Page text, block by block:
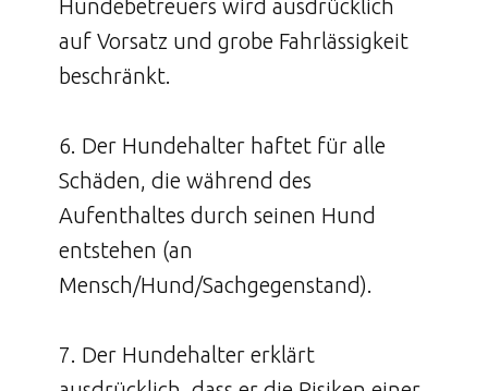
Hundebetreuers wird ausdrücklich
auf Vorsatz und grobe Fahrlässigkeit
beschränkt.
6. Der Hundehalter haftet für alle
Schäden, die während des
Aufenthaltes durch seinen Hund
entstehen (an
Mensch/Hund/Sachgegenstand).
7. Der Hundehalter erklärt